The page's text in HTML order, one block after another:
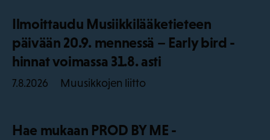
Ilmoittaudu Musiikkilääketieteen
päivään 20.9. mennessä – Early bird -
hinnat voimassa 31.8. asti
7.8.2026 Muusikkojen liitto
Hae mukaan PROD BY ME -